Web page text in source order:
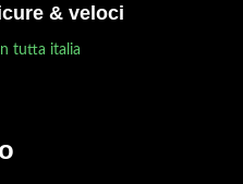
& veloci
tutta italia